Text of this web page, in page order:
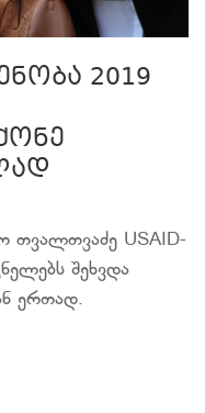
2019
თვალთვაძე USAID-
შეხვდა
ერთად.